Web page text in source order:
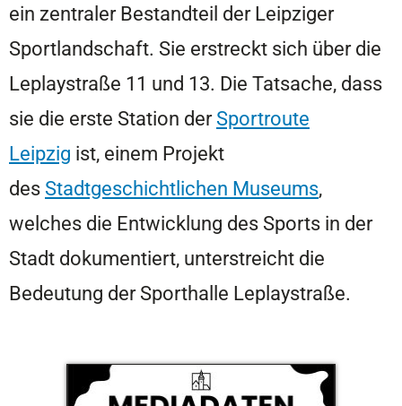
ein zentraler Bestandteil der Leipziger
Sportlandschaft. Sie erstreckt sich über die
Leplaystraße 11 und 13. Die Tatsache, dass
sie die erste Station derSportroute
Leipzig ist, einem Projekt
des Stadtgeschichtlichen Museums,
welches die Entwicklung des Sports in der
Stadt dokumentiert, unterstreicht die
Bedeutung der Sporthalle Leplaystraße.